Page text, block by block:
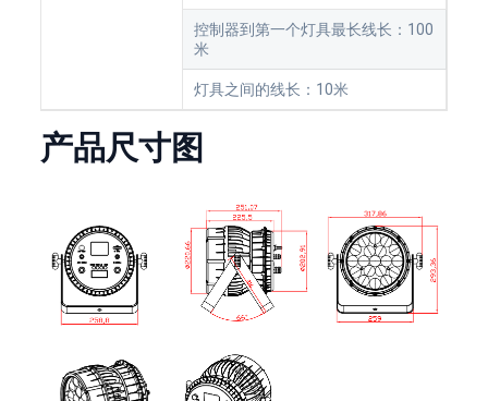
控制器到第一个灯具最长线长：100
米
灯具之间的线长：10米
产品尺寸图